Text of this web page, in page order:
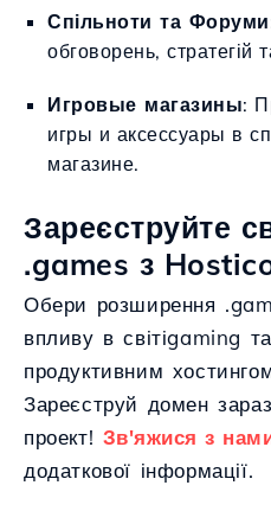
Спільноти та Форуми
обговорень, стратегій
Игровые магазины:
игры и аксессуары в
магазине.
Зареєструйте
.games з
Обери розширення
впливу в світіgaming
продуктивним
Зареєструй домен
проект! Зв'яжися з
додаткової інформації.